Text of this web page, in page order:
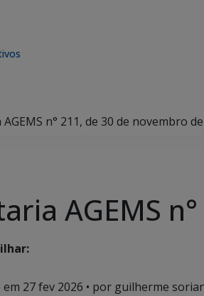
n° 211, de 30 de novembro
AGEMS
em 27 fev 2026 • por guilherme